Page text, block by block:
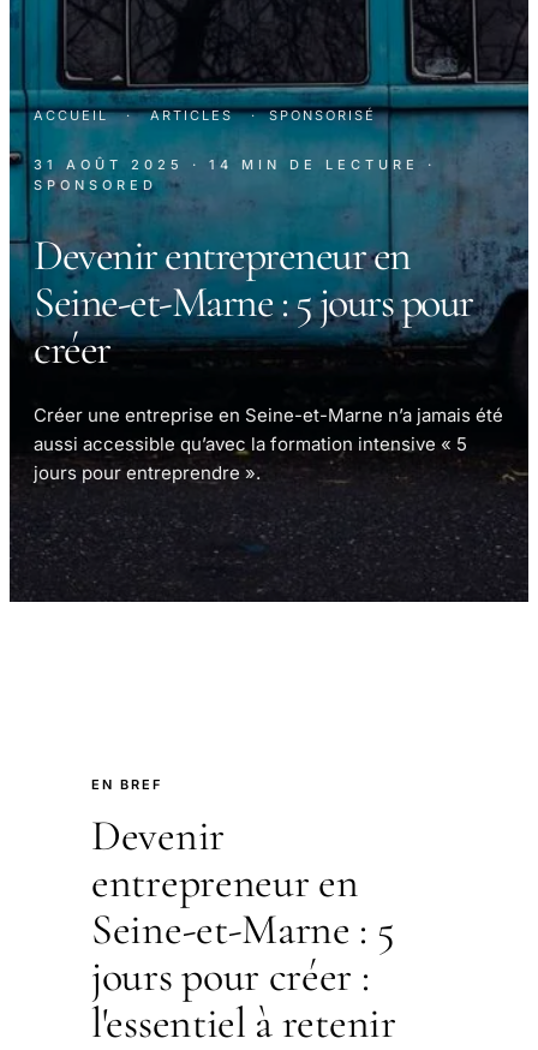
ACCUEIL · ARTICLES · SPONSORISÉ
31 AOÛT 2025 · 14 MIN DE LECTURE
·
SPONSORED
Devenir entrepreneur en
Seine-et-Marne : 5 jours pour
créer
Créer une entreprise en Seine-et-Marne n’a jamais été
aussi accessible qu’avec la formation intensive « 5
jours pour entreprendre ».
EN BREF
Devenir
entrepreneur en
Seine-et-Marne : 5
jours pour créer :
l'essentiel à retenir